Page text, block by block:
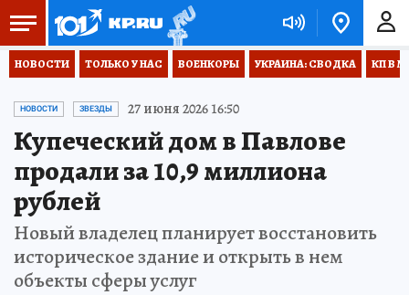
НОВОСТИ ТОЛЬКО У НАС ВОЕНКОРЫ УКРАИНА: СВОДКА КП В
НОВОСТИ ЗВЕЗДЫ 27 июня 2026 16:50
Купеческий дом в Павлове
продали за 10,9 миллиона
рублей
Новый владелец планирует восстановить
историческое здание и открыть в нем
объекты сферы услуг